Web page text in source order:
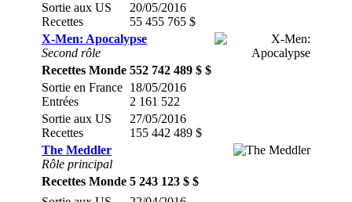
Sortie aux US
Recettes
20/05/2016
55 455 765 $
X-Men: Apocalypse
Second rôle
Recettes Monde 552 742 489 $ $
Sortie en France
Entrées
18/05/2016
2 161 522
Sortie aux US
Recettes
27/05/2016
155 442 489 $
The Meddler
Rôle principal
Recettes Monde 5 243 123 $ $